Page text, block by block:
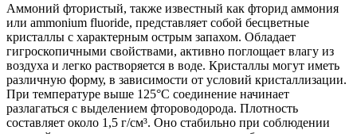
Аммоний фтористый, также известный как фторид аммония
или ammonium fluoride, представляет собой бесцветные
кристаллы с характерным острым запахом. Обладает
гигроскопичными свойствами, активно поглощает влагу из
воздуха и легко растворяется в воде. Кристаллы могут иметь
различную форму, в зависимости от условий кристаллизации.
При температуре выше 125°C соединение начинает
разлагаться с выделением фтороводорода. Плотность
составляет около 1,5 г/см³. Оно стабильно при соблюдении